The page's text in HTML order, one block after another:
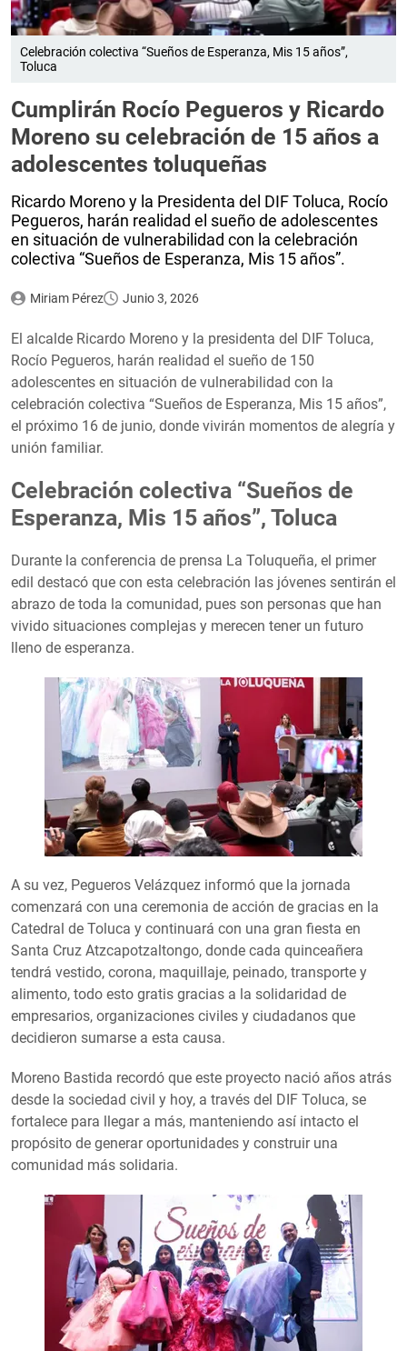
Celebración colectiva “Sueños de Esperanza, Mis 15 años”,
Toluca
Cumplirán Rocío Pegueros y Ricardo
Moreno su celebración de 15 años a
adolescentes toluqueñas
Ricardo Moreno y la Presidenta del DIF Toluca, Rocío
Pegueros, harán realidad el sueño de adolescentes
en situación de vulnerabilidad con la celebración
colectiva “Sueños de Esperanza, Mis 15 años”.
Miriam Pérez Junio 3, 2026
El alcalde Ricardo Moreno y la presidenta del DIF Toluca,
Rocío Pegueros, harán realidad el sueño de 150
adolescentes en situación de vulnerabilidad con la
celebración colectiva “Sueños de Esperanza, Mis 15 años”,
el próximo 16 de junio, donde vivirán momentos de alegría y
unión familiar.
Celebración colectiva “Sueños de
Esperanza, Mis 15 años”, Toluca
Durante la conferencia de prensa La Toluqueña, el primer
edil destacó que con esta celebración las jóvenes sentirán el
abrazo de toda la comunidad, pues son personas que han
vivido situaciones complejas y merecen tener un futuro
lleno de esperanza.
A su vez, Pegueros Velázquez informó que la jornada
comenzará con una ceremonia de acción de gracias en la
Catedral de Toluca y continuará con una gran fiesta en
Santa Cruz Atzcapotzaltongo, donde cada quinceañera
tendrá vestido, corona, maquillaje, peinado, transporte y
alimento, todo esto gratis gracias a la solidaridad de
empresarios, organizaciones civiles y ciudadanos que
decidieron sumarse a esta causa.
Moreno Bastida recordó que este proyecto nació años atrás
desde la sociedad civil y hoy, a través del DIF Toluca, se
fortalece para llegar a más, manteniendo así intacto el
propósito de generar oportunidades y construir una
comunidad más solidaria.